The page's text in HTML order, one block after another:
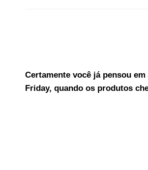
Certamente você já pensou
Friday, quando os produtos